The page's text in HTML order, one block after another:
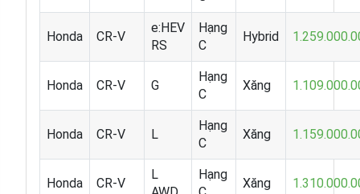
Honda CR-V
e:HEV
RS
Hạng
C
Hybrid
Honda CR-V G
Hạng
C
Xăng
Honda CR-V L
Hạng
C
Xăng
Honda CR-V
L
Hạng
Xăng